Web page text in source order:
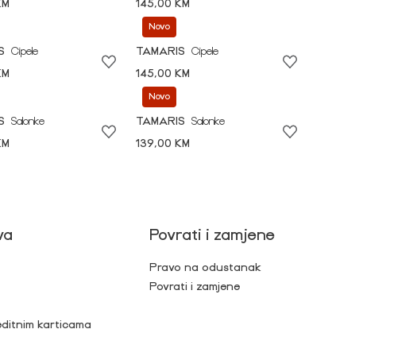
145,00 KM
Cipele
Novo
TAMARIS
Cipele
145,00 KM
Salonke
Novo
TAMARIS
Salonke
139,00 KM
karticama
Povrati i zamjene
Pravo na odustanak
Povrati i zamjene